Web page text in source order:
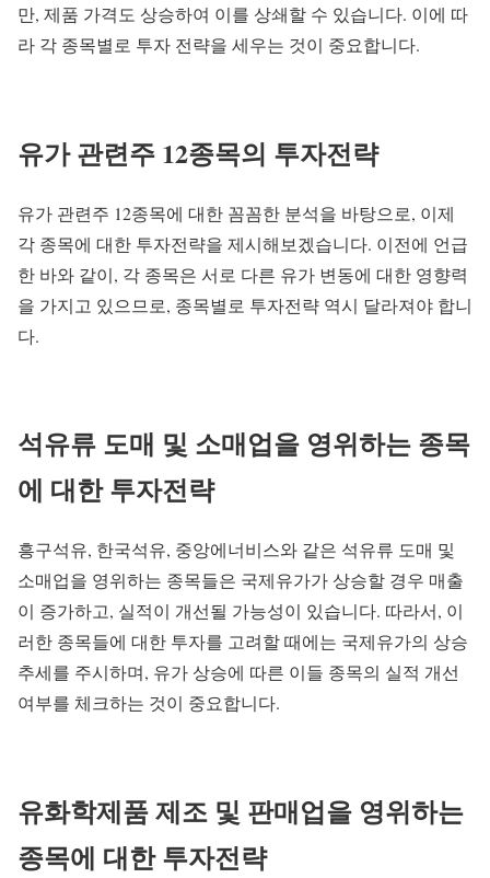
만, 제품 가격도 상승하여 이를 상쇄할 수 있습니다. 이에 따
라 각 종목별로 투자 전략을 세우는 것이 중요합니다.
유가 관련주 12종목의 투자전략
유가 관련주 12종목에 대한 꼼꼼한 분석을 바탕으로, 이제
각 종목에 대한 투자전략을 제시해보겠습니다. 이전에 언급
한 바와 같이, 각 종목은 서로 다른 유가 변동에 대한 영향력
을 가지고 있으므로, 종목별로 투자전략 역시 달라져야 합니
다.
석유류 도매 및 소매업을 영위하는 종목
에 대한 투자전략
흥구석유, 한국석유, 중앙에너비스와 같은 석유류 도매 및
소매업을 영위하는 종목들은 국제유가가 상승할 경우 매출
이 증가하고, 실적이 개선될 가능성이 있습니다. 따라서, 이
러한 종목들에 대한 투자를 고려할 때에는 국제유가의 상승
추세를 주시하며, 유가 상승에 따른 이들 종목의 실적 개선
여부를 체크하는 것이 중요합니다.
유화학제품 제조 및 판매업을 영위하는
종목에 대한 투자전략